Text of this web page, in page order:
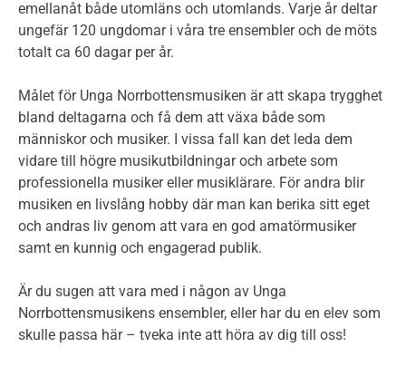
emellanåt både utomläns och utomlands. Varje år deltar
ungefär 120 ungdomar i våra tre ensembler och de möts
totalt ca 60 dagar per år.
Målet för Unga Norrbottensmusiken är att skapa trygghet
bland deltagarna och få dem att växa både som
människor och musiker. I vissa fall kan det leda dem
vidare till högre musikutbildningar och arbete som
professionella musiker eller musiklärare. För andra blir
musiken en livslång hobby där man kan berika sitt eget
och andras liv genom att vara en god amatörmusiker
samt en kunnig och engagerad publik.
Är du sugen att vara med i någon av Unga
Norrbottensmusikens ensembler, eller har du en elev som
skulle passa här – tveka inte att höra av dig till oss!